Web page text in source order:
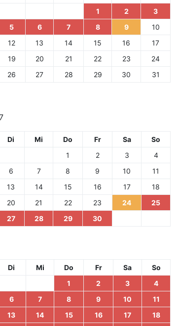
1
2
3
5 6 7 8 9
10
12 13 14 15 16
17
19 20 21 22 23
24
26 27 28 29 30 31
Di Mi Do Fr Sa
So
1
2 3
4
6 7 8 9 10
11
13 14 15 16 17
18
20 21 22 23 24
25
27 28 29 30
Di Mi Do Fr Sa
So
1
2 3
4
6 7 8 9 10
11
13 14 15 16 17
18